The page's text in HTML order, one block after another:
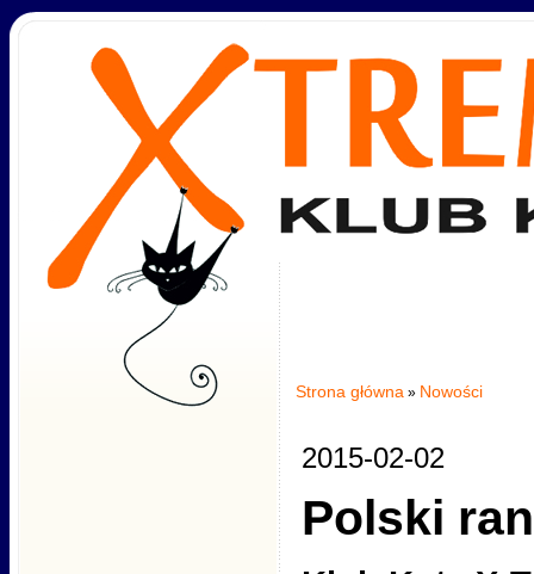
Strona główna » Nowości
2015-02-02
Polski